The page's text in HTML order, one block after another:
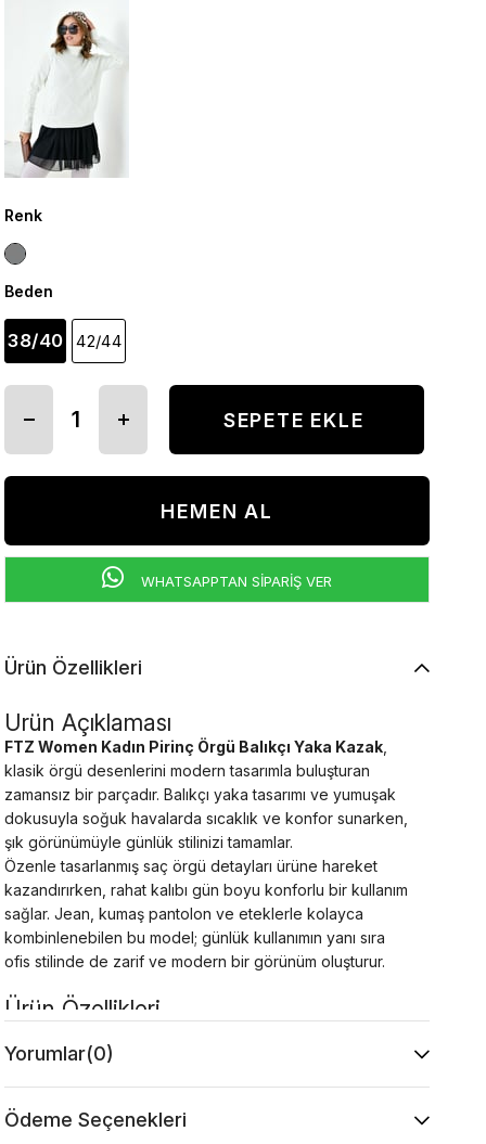
Renk
Beden
38/40 42/44
WHATSAPPTAN SİPARİŞ VER
Ürün Özellikleri
Ürün Açıklaması
FTZ Women Kadın Pirinç Örgü Balıkçı Yaka Kazak
klasik örgü desenlerini modern tasarımla buluşturan
zamansız bir parçadır. Balıkçı yaka tasarımı ve yumuşak
dokusuyla soğuk havalarda sıcaklık ve konfor sunarken,
şık görünümüyle günlük stilinizi tamamlar.
Özenle tasarlanmış saç örgü detayları ürüne hareket
kazandırırken, rahat kalıbı gün boyu konforlu bir kullanım
sağlar. Jean, kumaş pantolon ve eteklerle kolayca
kombinlenebilen bu model; günlük kullanımın yanı sıra
ofis stilinde de zarif ve modern bir görünüm oluşturur.
Ürün Özellikleri
Kol : 46 cm
Desen : Örgü
Kalıp : Tam Kalıp
Yorumlar(0)
Ödeme Seçenekleri